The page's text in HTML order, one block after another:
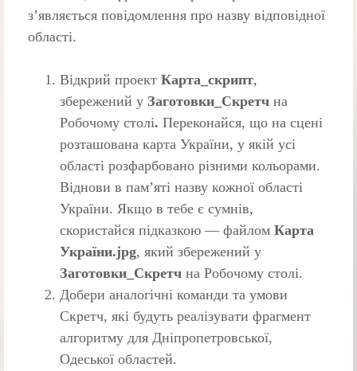
з’являється повідомлення про назву відповідної
області.
Відкрий проект Карта_скрипт,
збережений у Заготовки_Скретч на
Робочому столі. Переконайся, що на сцені
розташована карта України, у якій усі
області розфарбовано різними кольорами.
Віднови в пам’яті назву кожної області
України. Якщо в тебе є сумнів,
скористайся підказкою — файлом Карта
України.jрg, який збережений у
Заготовки_Скретч на Робочому столі.
Добери аналогічні команди та умови
Скретч, які будуть реалізувати фрагмент
алгоритму для Дніпропетровської,
Одеської областей.